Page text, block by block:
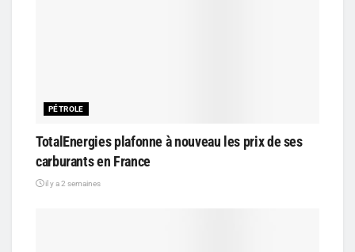
PÉTROLE
TotalEnergies plafonne à nouveau les prix de ses
carburants en France
il y a 2 semaines